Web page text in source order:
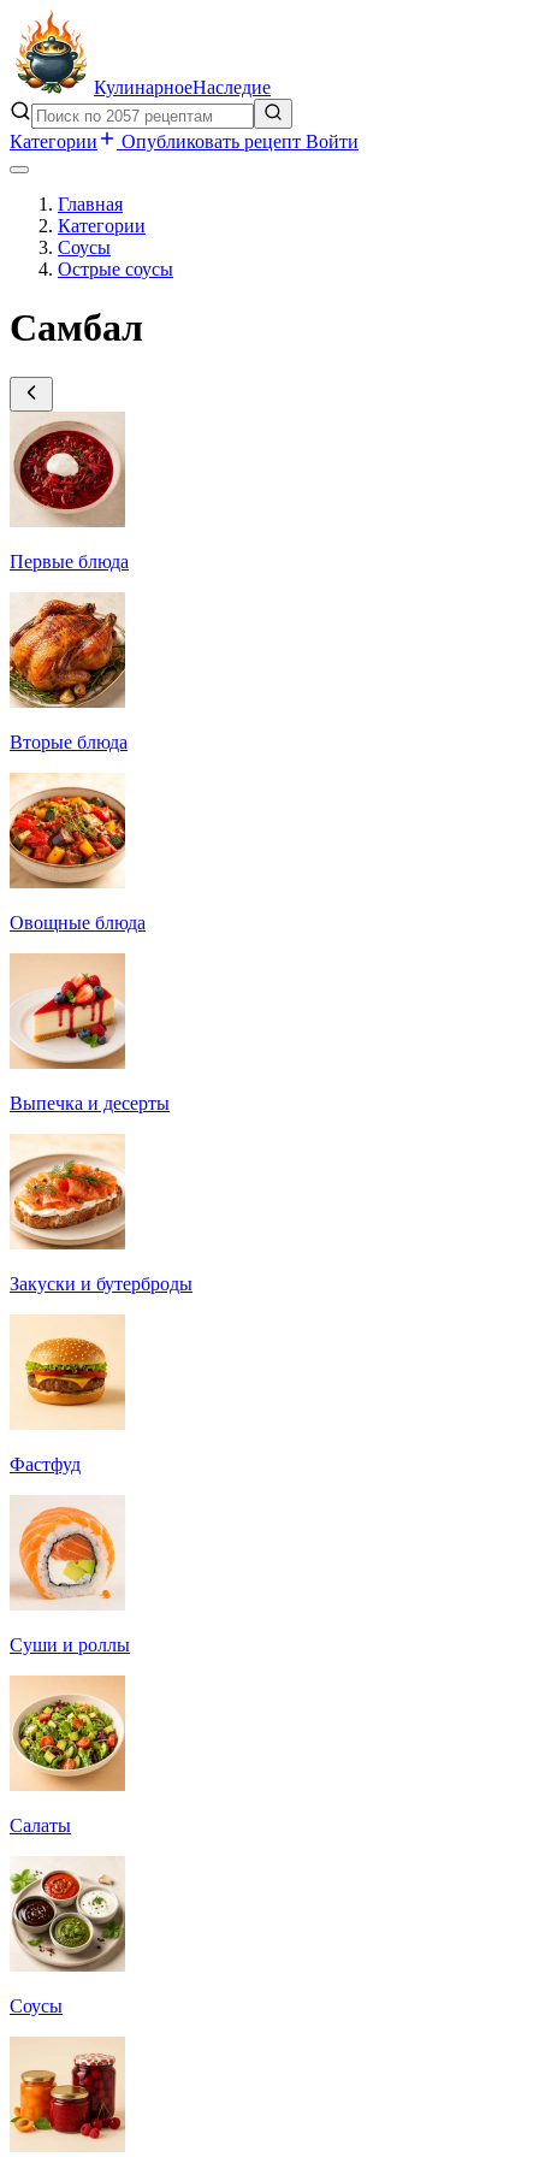
КулинарноеНаследие
Категории Опубликовать рецепт Войти
Главная
Категории
Соусы
Острые соусы
Самбал
Первые блюда
Вторые блюда
Овощные блюда
Выпечка и десерты
Закуски и бутерброды
Фастфуд
Суши и роллы
Салаты
Соусы